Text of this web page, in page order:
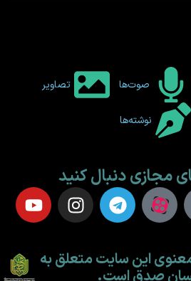
صوت‌ها تصاویر
نوشته‌ها
مجازی دنبال کنید
این سایت متعلق به